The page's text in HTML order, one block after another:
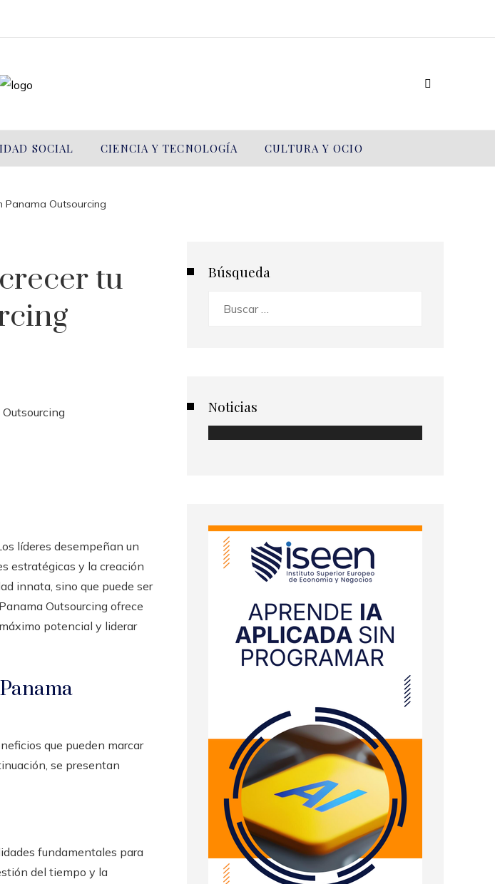
SOCIAL CIENCIA Y TECNOLOGÍA CULTURA Y OCIO
Panama Outsourcing
tu
líderes desempeñan un
estratégicas y la creación
innata, sino que puede ser
Outsourcing ofrece
potencial y liderar
que pueden marcar
se presentan
fundamentales para
del tiempo y la
Búsqueda
Noticias